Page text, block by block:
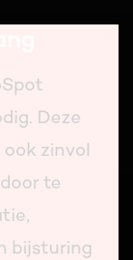
Deze
zinvol
te
bijsturing